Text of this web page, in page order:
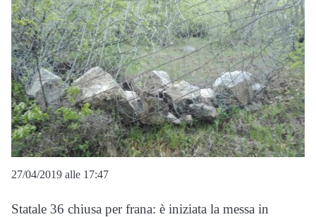
27/04/2019 alle 17:47
Statale 36 chiusa per frana: è iniziata la messa in